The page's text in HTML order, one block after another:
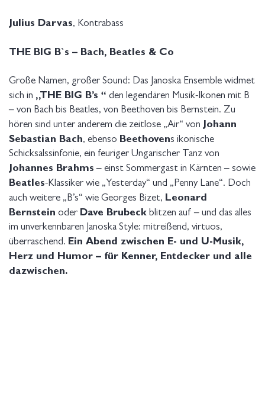
Julius Darvas, Kontrabass
THE BIG B`s – Bach, Beatles & Co
Große Namen, großer Sound: Das Janoska Ensemble widmet
sich in „THE BIG B’s “ den legendären Musik-Ikonen mit B
– von Bach bis Beatles, von Beethoven bis Bernstein. Zu
hören sind unter anderem die zeitlose „Air“ von Johann
Sebastian Bach, ebenso Beethovens ikonische
Schicksalssinfonie, ein feuriger Ungarischer Tanz von
Johannes Brahms – einst Sommergast in Kärnten – sowie
Beatles-Klassiker wie „Yesterday“ und „Penny Lane“. Doch
auch weitere „B’s“ wie Georges Bizet, Leonard
Bernstein oder Dave Brubeck blitzen auf – und das alles
im unverkennbaren Janoska Style: mitreißend, virtuos,
überraschend. Ein Abend zwischen E- und U-Musik,
Herz und Humor – für Kenner, Entdecker und alle
dazwischen.